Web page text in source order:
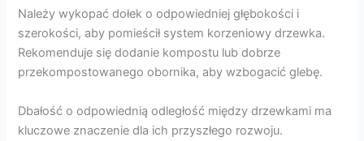
Należy wykopać dołek o odpowiedniej głębokości i
szerokości, aby pomieścił system korzeniowy drzewka.
Rekomenduje się dodanie kompostu lub dobrze
przekompostowanego obornika, aby wzbogacić glebę.
Dbałość o odpowiednią odległość między drzewkami ma
kluczowe znaczenie dla ich przyszłego rozwoju.